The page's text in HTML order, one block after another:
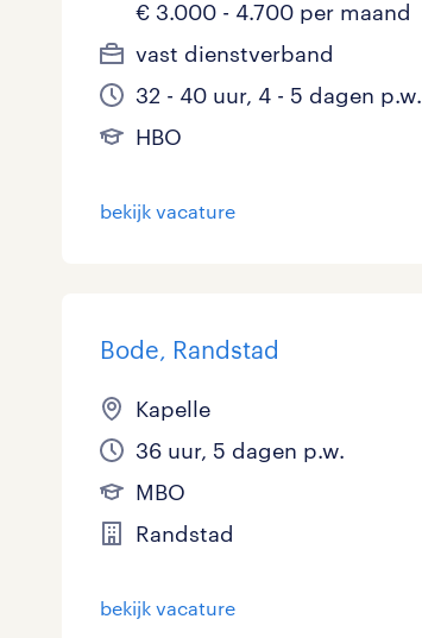
Administratief 0
Callcenter / Contactcenter
ICT 0
Secretarieel
Webcare
toon 63 resultaten
Basisonderwijs 5
HBO 3
VMBO/MAVO
toon 63 resultaten
0 - 8 uur 3
25 - 32 uur 24
toon 63 resultaten
Detachering 0
Vast 5
toon 63 resultaten
€ 3.000 - 4.700 per maand
vast dienstverband
32 - 40 uur, 4 - 5 dagen p.w.
HBO
bekijk vacature
Bode, Randstad
Kapelle
36 uur, 5 dagen p.w.
MBO
Randstad
bekijk vacature